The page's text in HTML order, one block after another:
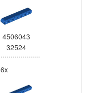
4506043
32524
6x